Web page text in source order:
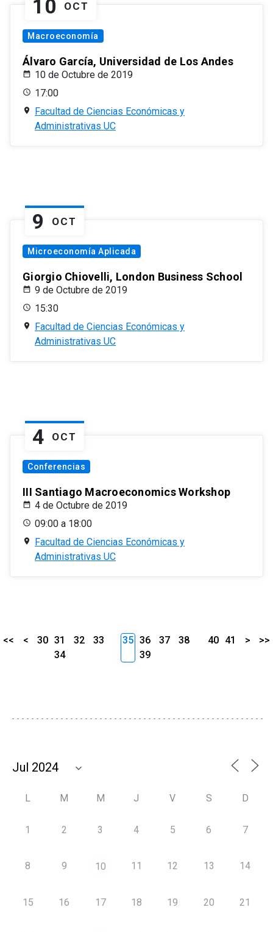
10 OCT
Macroeconomía
Álvaro García, Universidad de Los Andes
10 de Octubre de 2019
17:00
Facultad de Ciencias Económicas y
Administrativas UC
9 OCT
Microeconomía Aplicada
Giorgio Chiovelli, London Business School
9 de Octubre de 2019
15:30
Facultad de Ciencias Económicas y
Administrativas UC
4 OCT
Conferencias
III Santiago Macroeconomics Workshop
4 de Octubre de 2019
09:00 a 18:00
Facultad de Ciencias Económicas y
Administrativas UC
<< < 30 31 32
33
34
35 36 37
38
39
40 41 > >>
L M M J V S D
1 2 3 4 5 6 7
8 9 10 11 12 13 14
15 16 17 18 19 20 21